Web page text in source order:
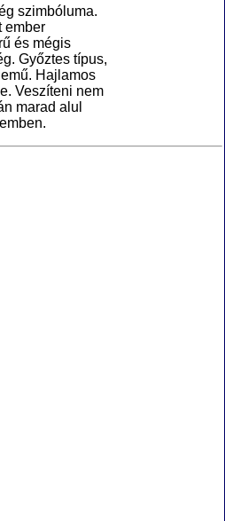
szimbóluma.
ember
és mégis
Győztes típus,
Hajlamos
Veszíteni nem
marad alul